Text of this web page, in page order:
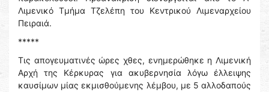
Λιμενικό Τμήμα Τζελέπη του Κεντρικού Λιμεναρχείου
Πειραιά.
*****
Τις απογευματινές ώρες χθες, ενημερώθηκε η Λιμενική
Αρχή της Κέρκυρας για ακυβερνησία λόγω έλλειψης
καυσίμων μίας εκμισθούμενης λέμβου, με 5 αλλοδαπούς